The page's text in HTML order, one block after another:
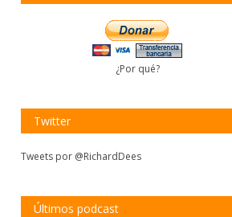
¿Por qué?
Twitter
Tweets por @RichardDees
Últimos podcast